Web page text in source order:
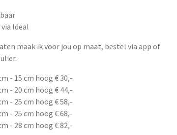
Ideal
maak ik voor jou op maat, bestel via app of
- 15 cm hoog € 30,-
- 20 cm hoog € 44,-
- 25 cm hoog € 58,-
- 25 cm hoog € 68,-
- 28 cm hoog € 82,-